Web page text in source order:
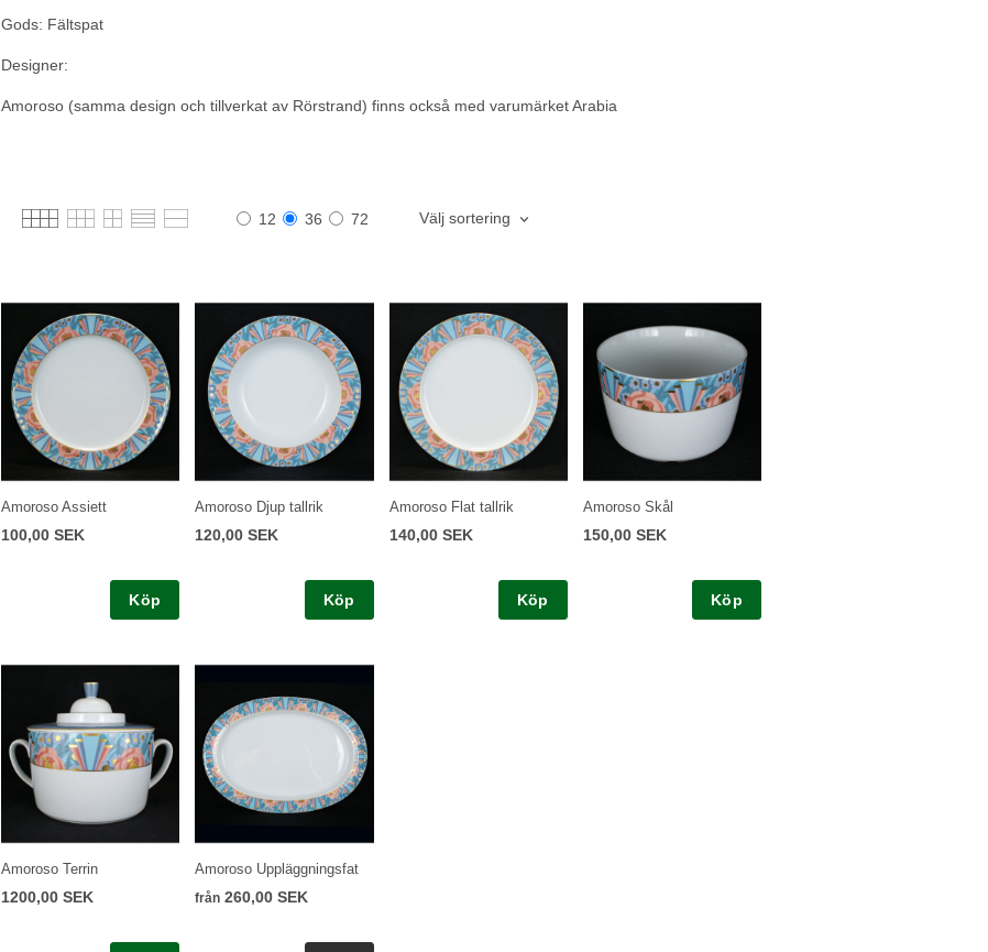
Gods: Fältspat
Designer:
Amoroso (samma design och tillverkat av Rörstrand) finns också med varumärket Arabia
12 36 72 Välj sortering
Amoroso Assiett
100,00 SEK
Köp
Amoroso Djup tallrik
120,00 SEK
Köp
Amoroso Flat tallrik
140,00 SEK
Köp
Amoroso Skål
150,00 SEK
Köp
Amoroso Terrin
1200,00 SEK
Amoroso Uppläggningsfat
från 260,00 SEK